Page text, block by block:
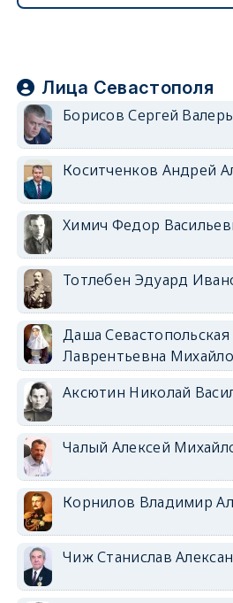
Лица Севастополя
Борисов Сергей
Коситченков Андрей
Химич Федор
Тотлебен Эдуард
Даша
Лаврентьевна
Аксютин Николай
Чалый Алексей
Корнилов Владимир
Чиж Станислав